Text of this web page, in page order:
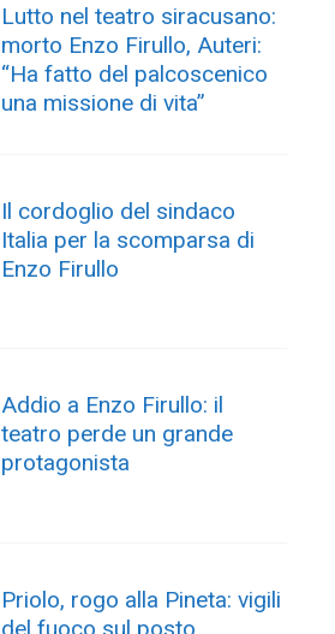
Lutto nel teatro siracusano:
morto Enzo Firullo, Auteri:
“Ha fatto del palcoscenico
una missione di vita”
Il cordoglio del sindaco
Italia per la scomparsa di
Enzo Firullo
Addio a Enzo Firullo: il
teatro perde un grande
protagonista
Priolo, rogo alla Pineta: vigili
del fuoco sul posto